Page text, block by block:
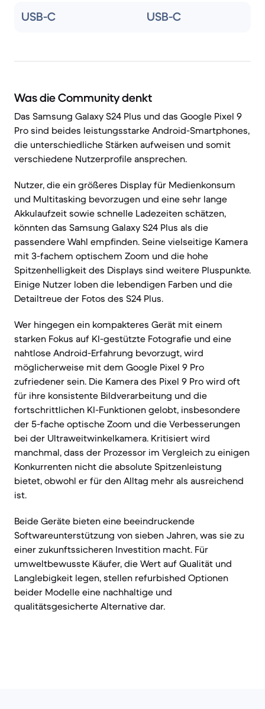
USB-C USB-C
Was die Community denkt
Das Samsung Galaxy S24 Plus und das Google Pixel 9
Pro sind beides leistungsstarke Android-Smartphones,
die unterschiedliche Stärken aufweisen und somit
verschiedene Nutzerprofile ansprechen.
Nutzer, die ein größeres Display für Medienkonsum
und Multitasking bevorzugen und eine sehr lange
Akkulaufzeit sowie schnelle Ladezeiten schätzen,
könnten das Samsung Galaxy S24 Plus als die
passendere Wahl empfinden. Seine vielseitige Kamera
mit 3-fachem optischem Zoom und die hohe
Spitzenhelligkeit des Displays sind weitere Pluspunkte.
Einige Nutzer loben die lebendigen Farben und die
Detailtreue der Fotos des S24 Plus.
Wer hingegen ein kompakteres Gerät mit einem
starken Fokus auf KI-gestützte Fotografie und eine
nahtlose Android-Erfahrung bevorzugt, wird
möglicherweise mit dem Google Pixel 9 Pro
zufriedener sein. Die Kamera des Pixel 9 Pro wird oft
für ihre konsistente Bildverarbeitung und die
fortschrittlichen KI-Funktionen gelobt, insbesondere
der 5-fache optische Zoom und die Verbesserungen
bei der Ultraweitwinkelkamera. Kritisiert wird
manchmal, dass der Prozessor im Vergleich zu einigen
Konkurrenten nicht die absolute Spitzenleistung
bietet, obwohl er für den Alltag mehr als ausreichend
ist.
Beide Geräte bieten eine beeindruckende
Softwareunterstützung von sieben Jahren, was sie zu
einer zukunftssicheren Investition macht. Für
umweltbewusste Käufer, die Wert auf Qualität und
Langlebigkeit legen, stellen refurbished Optionen
beider Modelle eine nachhaltige und
qualitätsgesicherte Alternative dar.